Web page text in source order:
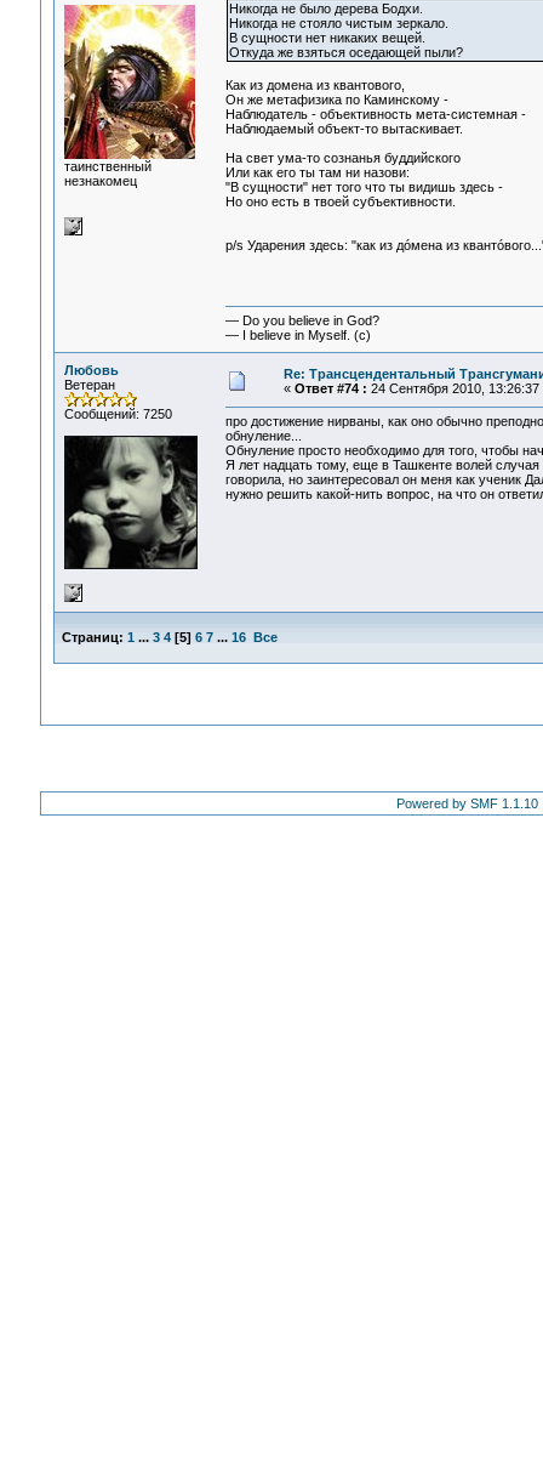
таинственный
незнакомец
Никогда не было дерева Бодхи.
Никогда не стояло чистым зеркало.
В сущности нет никаких вещей.
Откуда же взяться оседающей пыли?
Как из домена из квантового,
Он же метафизика по Каминскому -
Наблюдатель - объективность мета-системная -
Наблюдаемый объект-то вытаскивает.
На свет ума-то сознанья буддийского
Или как его ты там ни назови:
"В сущности" нет того что ты видишь здесь -
Но оно есть в твоей субъективности.
p/s Ударения здесь: "как из дóмена из
— Do you believe in God?
— I believe in Myself. (c)
Любовь
Ветеран
Сообщений: 7250
Re: Трансцендентальный
« Ответ #74 : 24 Сентября 2010, 13:26:37
про достижение нирваны, как оно обычно
обнуление...
Обнуление просто необходимо для того, чтобы
Я лет надцать тому, еще в Ташкенте волей
говорила, но заинтересовал он меня как ученик
нужно решить какой-нить вопрос, на что он
Страниц: 1 ... 3 4[5] 6 7 ... 16 Все
Powered by SMF 1.1.10